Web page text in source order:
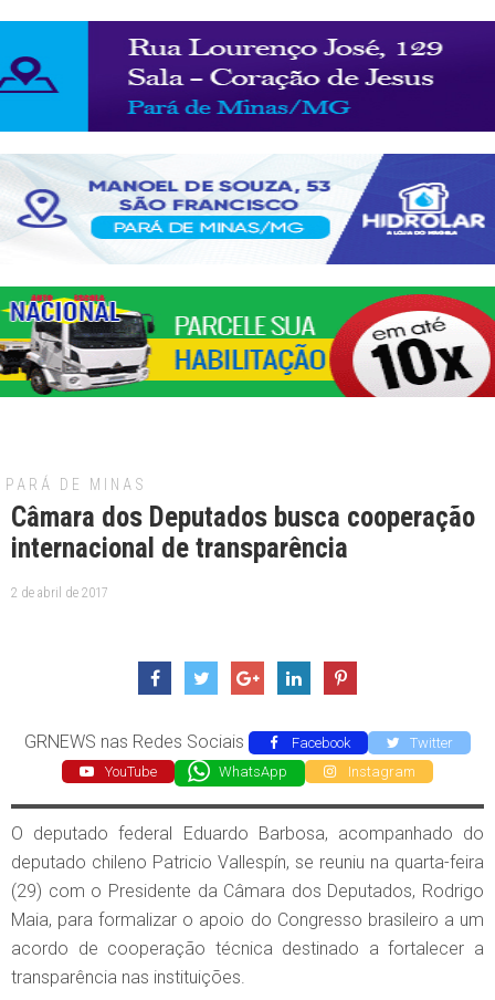
PARÁ DE MINAS
Câmara dos Deputados busca cooperação
internacional de transparência
2 de abril de 2017
GRNEWS nas Redes Sociais Facebook
Twitter
YouTube
WhatsApp Instagram
O deputado federal Eduardo Barbosa, acompanhado do
deputado chileno Patricio Vallespín, se reuniu na quarta-feira
(29) com o Presidente da Câmara dos Deputados, Rodrigo
Maia, para formalizar o apoio do Congresso brasileiro a um
acordo de cooperação técnica destinado a fortalecer a
transparência nas instituições.